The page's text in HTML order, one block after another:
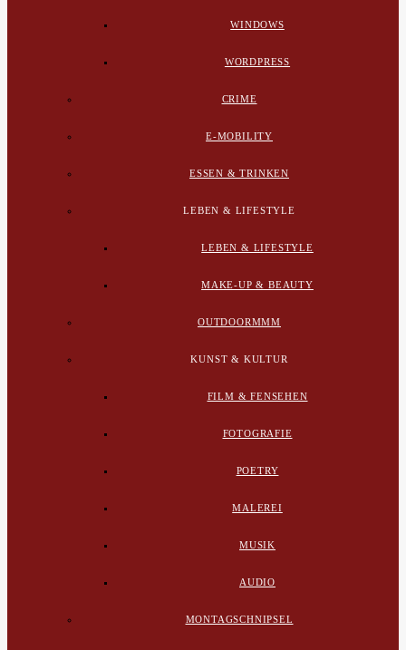
WINDOWS
WORDPRESS
CRIME
E-MOBILITY
ESSEN & TRINKEN
LEBEN & LIFESTYLE
LEBEN & LIFESTYLE
MAKE-UP & BEAUTY
OUTDOORMMM
KUNST & KULTUR
FILM & FENSEHEN
FOTOGRAFIE
POETRY
MALEREI
MUSIK
AUDIO
MONTAGSCHNIPSEL